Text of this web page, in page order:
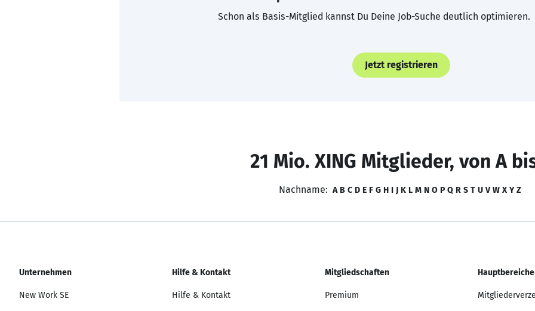
Schon als Basis-Mitglied kannst Du Deine Job-Suche deutlich optimieren.
Jetzt registrieren
21 Mio. XING Mitglieder, von A
Nachname: A B C D E F G H I J K L M N O P Q R S T U V W X Y Z
Unternehmen
New Work SE
Hilfe & Kontakt
Hilfe & Kontakt
Mitgliedschaften
Premium
Hauptbereiche